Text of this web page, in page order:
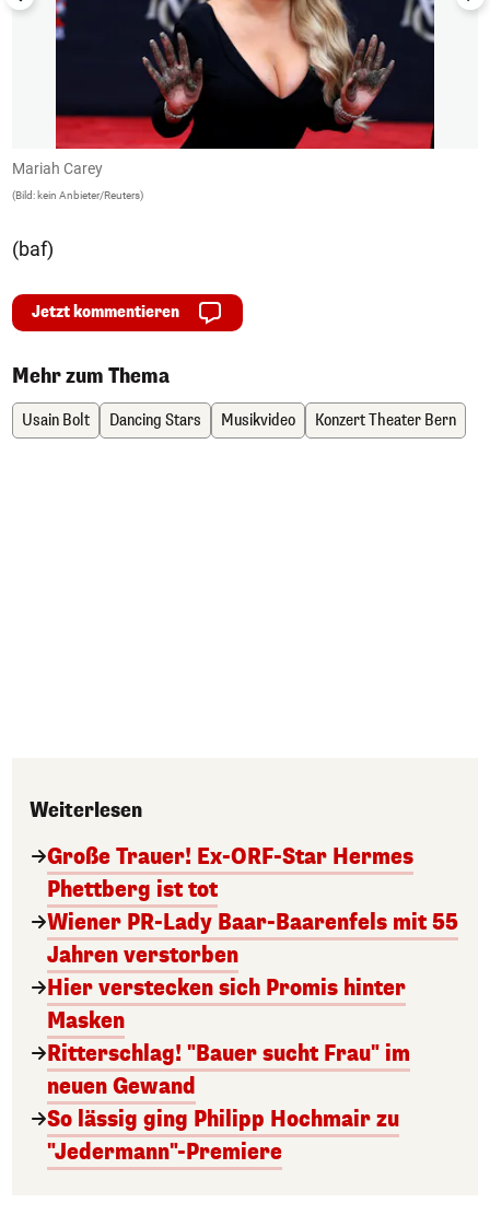
Mariah Carey
(Bild: kein Anbieter/Reuters)
(baf)
Jetzt kommentieren
Mehr zum Thema
Usain Bolt Dancing Stars Musikvideo Konzert Theater Bern
Weiterlesen
Große Trauer! Ex-ORF-Star Hermes
Phettberg ist tot
Wiener PR-Lady Baar-Baarenfels mit 55
Jahren verstorben
Hier verstecken sich Promis hinter
Masken
Ritterschlag! "Bauer sucht Frau" im
neuen Gewand
So lässig ging Philipp Hochmair zu
"Jedermann"-Premiere